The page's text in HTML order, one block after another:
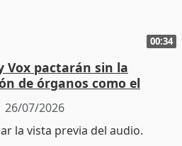
00:34
Vox pactarán sin la
de órganos como el
26/07/2026